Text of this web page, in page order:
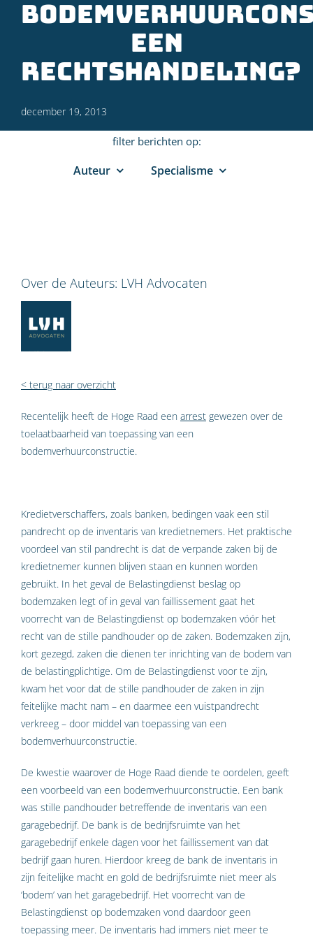
een
rechtshandeling?
december 19, 2013
filter berichten op:
Auteur Specialisme
Over de Auteurs: LVH Advocaten
< terug naar overzicht
Recentelijk heeft de Hoge Raad een arrest gewezen over de
toelaatbaarheid van toepassing van een
bodemverhuurconstructie.
Kredietverschaffers, zoals banken, bedingen vaak een stil
pandrecht op de inventaris van kredietnemers. Het praktische
voordeel van stil pandrecht is dat de verpande zaken bij de
kredietnemer kunnen blijven staan en kunnen worden
gebruikt. In het geval de Belasting­dienst beslag op
bodemzaken legt of in geval van faillissement gaat het
voorrecht van de Belastingdienst op bodemzaken vóór het
recht van de stille pandhouder op de zaken. Bodem­zaken zijn,
kort gezegd, zaken die dienen ter inrichting van de bodem van
de be­lasting­­plichtige. Om de Belastingdienst voor te zijn,
kwam het voor dat de stille pandhouder de zaken in zijn
feitelijke macht nam – en daarmee een vuistpandrecht
verkreeg – door middel van toepassing van een
bodemverhuurconstructie.
De kwestie waarover de Hoge Raad diende te oordelen, geeft
een voorbeeld van een bodem­­verhuurconstructie. Een bank
was stille pandhouder betreffende de inventaris van een
garage­bedrijf. De bank is de bedrijfsruimte van het
garagebedrijf enkele dagen voor het faillisse­ment van dat
bedrijf gaan huren. Hierdoor kreeg de bank de inventaris in
zijn feitelijke macht en gold de bedrijfsruimte niet meer als
‘bodem’ van het garagebedrijf. Het voor­­recht van de
Belastingdienst op bodemzaken vond daardoor geen
toepassing meer. De inventaris had immers niet meer te